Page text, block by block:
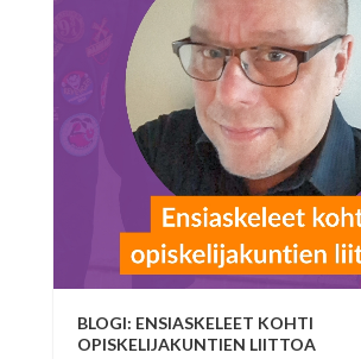
BLOGI: ENSIASKELEET KOHTI
OPISKELIJAKUNTIEN LIITTOA